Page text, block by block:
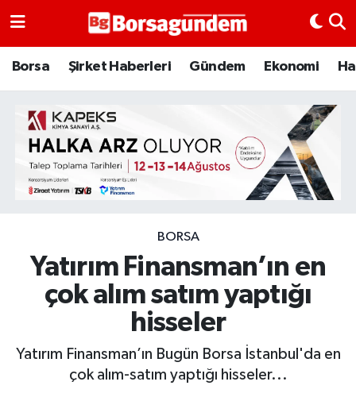
Borsa Şirket Haberleri Gündem Ekonomi
BORSA
Yatırım Finansman’ın en
çok alım satım yaptığı
hisseler
Yatırım Finansman’ın Bugün Borsa İstanbul'da en
çok alım-satım yaptığı hisseler...
Borsa
Emtia
Galeri
Bitcoin
Şirket Haberleri
BIST 100 Isı Haritası